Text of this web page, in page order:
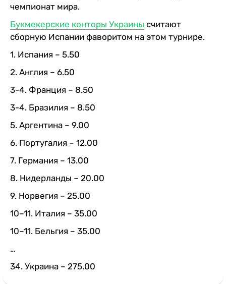
чемпионат мира.
Букмекерские конторы Украины считают
сборную Испании фаворитом на этом турнире.
1. Испания – 5.50
2. Англия – 6.50
3-4. Франция – 8.50
3-4. Бразилия – 8.50
5. Аргентина – 9.00
6. Португалия – 12.00
7. Германия – 13.00
8. Нидерланды – 20.00
9. Норвегия – 25.00
10–11. Италия – 35.00
10–11. Бельгия – 35.00
…
34. Украина – 275.00